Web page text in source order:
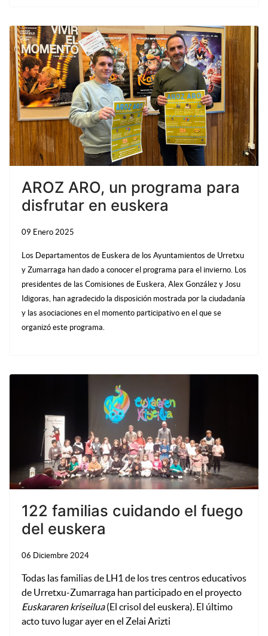
AROZ ARO, un programa para
disfrutar en euskera
09 Enero 2025
Los Departamentos de Euskera de los Ayuntamientos de Urretxu
y Zumarraga han dado a conocer el programa para el invierno. Los
presidentes de las Comisiones de Euskera, Alex González y Josu
Idigoras, han agradecido la disposición mostrada por la ciudadanía
y las asociaciones en el momento participativo en el que se
organizó este programa.
122 familias cuidando el fuego
del euskera
06 Diciembre 2024
Todas las familias de LH1 de los tres centros educativos
de Urretxu-Zumarraga han participado en el proyecto
Euskararen kriseilua(El crisol del euskera). El último
acto tuvo lugar ayer en el Zelai Arizti